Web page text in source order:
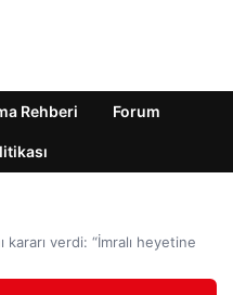
Rehberi Forum
verdi: “İmralı heyetine